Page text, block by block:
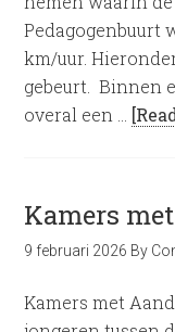
Pedagogenbuurt
km/uur.
gebeurt. Binnen
overal een …
Kamers
9 februari 2026 By
Kamers met